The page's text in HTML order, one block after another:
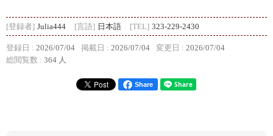
[登録者] Julia444 [言語] 日本語 [TEL] 323-229-2430
登録日 : 2026/07/04 掲載日 : 2026/07/04 変更日 : 2026/07/04
総閲覧数 : 364 人
Share